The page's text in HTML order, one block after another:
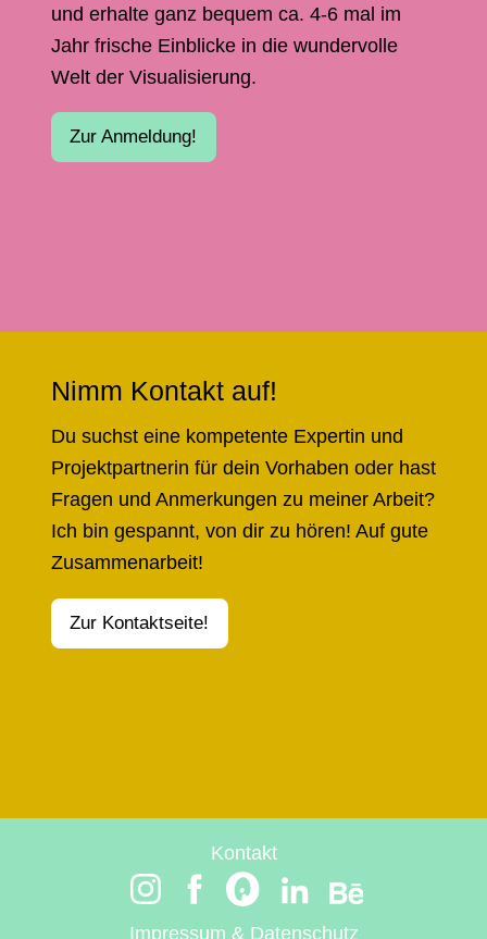
und erhalte ganz bequem ca. 4-6 mal im
Jahr frische Einblicke in die wundervolle
Welt der Visualisierung.
Zur Anmeldung!
Nimm Kontakt auf!
Du suchst eine kompetente Expertin und
Projektpartnerin für dein Vorhaben oder hast
Fragen und Anmerkungen zu meiner Arbeit?
Ich bin gespannt, von dir zu hören! Auf gute
Zusammenarbeit!
Zur Kontaktseite!
Kontakt
Impressum & Datenschutz